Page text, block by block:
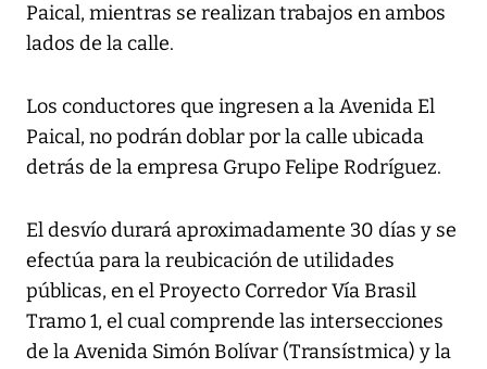
Paical, mientras se realizan trabajos en ambos
lados de la calle.
Los conductores que ingresen a la Avenida El
Paical, no podrán doblar por la calle ubicada
detrás de la empresa Grupo Felipe Rodríguez.
El desvío durará aproximadamente 30 días y se
efectúa para la reubicación de utilidades
públicas, en el Proyecto Corredor Vía Brasil
Tramo 1, el cual comprende las intersecciones
de la Avenida Simón Bolívar (Transístmica) y la